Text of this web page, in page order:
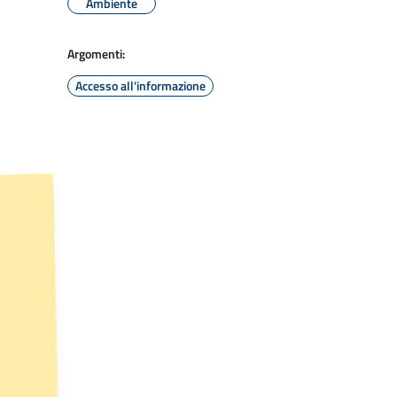
Argomenti:
Accesso all'informazione